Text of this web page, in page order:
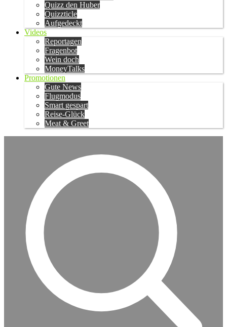
Quizz den Huber
Quizzticle
Aufgedeckt
Videos
Reportagen
Fragenbot
Wein doch
MoneyTalks
Promotionen
Gute News
Flugmodus
Smart gespart
Reise-Glück
Meat & Greet